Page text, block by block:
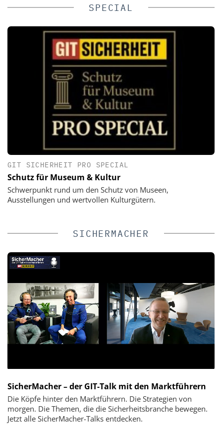
SPECIAL
GIT SICHERHEIT PRO SPECIAL
Schutz für Museum & Kultur
Schwerpunkt rund um den Schutz von Museen,
Ausstellungen und wertvollen Kulturgütern.
SICHERMACHER
SicherMacher – der GIT-Talk mit den Marktführern
Die Köpfe hinter den Marktführern. Die Strategien von
morgen. Die Themen, die die Sicherheitsbranche bewegen.
Jetzt alle SicherMacher-Talks entdecken.